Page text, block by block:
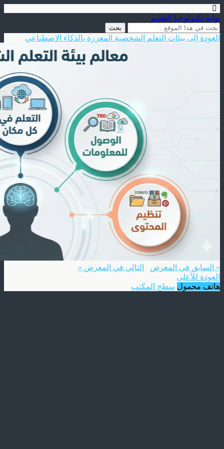
بوابة تكنولوجيا التعليم
العودة إلى بيئات التعلم الشخصية المعززة بالذكاء الاصطناعي
« السابق في المعرض
التالي في المعرض »
العودة للأعلى
هاتف محمول سطح المكتب